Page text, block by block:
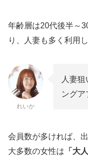
年齢層は20代後半～
り、人妻も多く利用
れいか
人妻
ングア
会員数が多ければ、
大多数の女性は 「大